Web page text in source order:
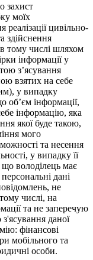
захист
моїх
цивільно-
здійснення
тому числі шляхом
інформації у
з’ясування
взятих на себе
у випадку
об’єм інформації,
інформацію, яка
якої буде такою,
мого
та несення
у випадку її
володілець має
дані
не
числі, на
та не заперечую
даної
фінансові
мобільного та
особи.